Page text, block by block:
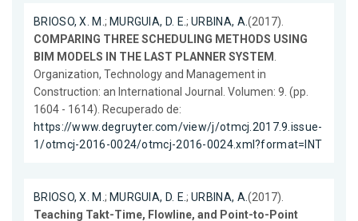
BRIOSO, X. M.; MURGUIA, D. E.;URBINA, A.(2017).
COMPARING THREE SCHEDULING METHODS USING
BIM MODELS IN THE LAST PLANNER SYSTEM .
Organization, Technology and Management in
Construction: an International Journal. Volumen: 9. (pp.
1604 - 1614). Recuperado de:
https://www.degruyter.com/view/j/otmcj.2017.9.issue-
1/otmcj-2016-0024/otmcj-2016-0024.xml?format=INT
BRIOSO, X. M.; MURGUIA, D. E.;URBINA, A.(2017).
Teaching Takt-Time, Flowline, and Point-to-Point